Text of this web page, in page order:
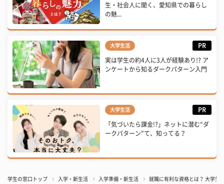
生・社会人に聞く、愛知県での暮らし
の魅...
大学生活 PR
実は学生の約4人に3人が経験あり!? ア
ンケートから知るダークパターン入門
大学生活 PR
「気づいたら課金!?」ネットに潜む“ダ
ークパターン”て、知ってる？
学生の窓口トップ 入学・新生活 入学準備・新生活 就職に有利な資格とは？ 大学生